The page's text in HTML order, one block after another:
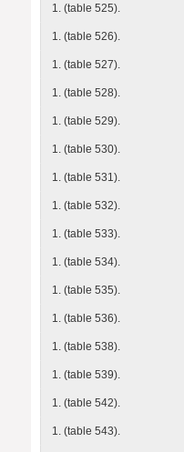
1. (table 525).
1. (table 526).
1. (table 527).
1. (table 528).
1. (table 529).
1. (table 530).
1. (table 531).
1. (table 532).
1. (table 533).
1. (table 534).
1. (table 535).
1. (table 536).
1. (table 538).
1. (table 539).
1. (table 542).
1. (table 543).